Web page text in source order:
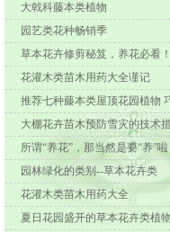
大戟科藤本类植物
园艺类花种畅销季
草本花卉修剪秘笈，养花必看！
花灌木类苗木用药大全谨记
推荐七种藤本类屋顶花园植物
大棚花卉苗木预防雪灾的技术
所谓“养花”，那当然是要“养”啦
园林绿化的类别--草本花卉类
花灌木类苗木用药大全
夏日花园盛开的草本花卉类植物